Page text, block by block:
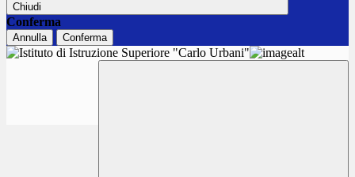
Chiudi
Conferma
Annulla Conferma